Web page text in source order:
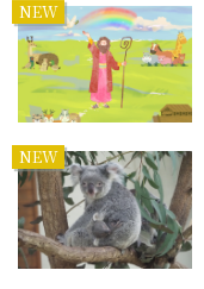
NEW
NEW